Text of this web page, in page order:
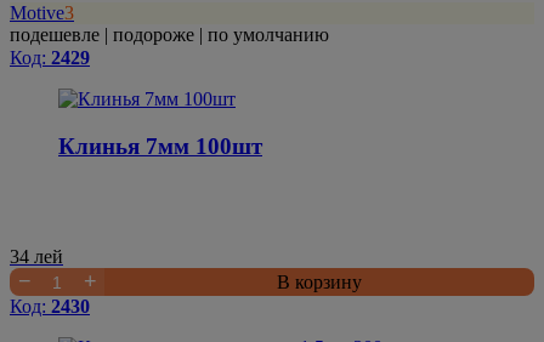
Motive3
подешевле | подороже | по умолчанию
Код: 2429
Клинья 7мм 100шт
34 лей
− +
В корзину
Код: 2430